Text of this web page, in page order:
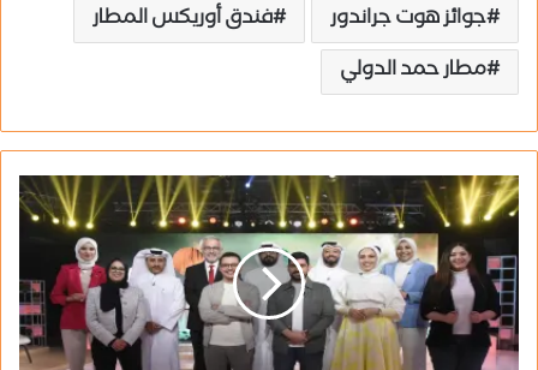
جوائز هوت جراندور
فندق أوريكس المطار
مطار حمد الدولي